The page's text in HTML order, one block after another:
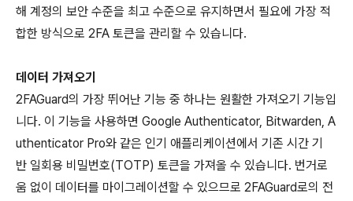
해 계정의 보안 수준을 최고 수준으로 유지하면서 필요에 가장 적
합한 방식으로 2FA 토큰을 관리할 수 있습니다.
데이터 가져오기
2FAGuard의 가장 뛰어난 기능 중 하나는 원활한 가져오기 기능입
니다. 이 기능을 사용하면 Google Authenticator, Bitwarden, A
uthenticator Pro와 같은 인기 애플리케이션에서 기존 시간 기
반 일회용 비밀번호(TOTP) 토큰을 가져올 수 있습니다. 번거로
움 없이 데이터를 마이그레이션할 수 있으므로 2FAGuard로의 전